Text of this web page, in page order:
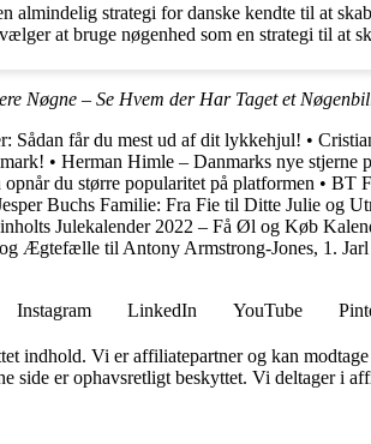
almindelig strategi for danske kendte til at
at bruge nøgenhed som en strategi til at
Nøgne – Se Hvem der Har Taget et
Sådan får du mest ud af dit lykkehjul! •
• Herman Himle – Danmarks nye stjerne
opnår du større popularitet på platformen • BT
Buchs Familie: Fra Fie til Ditte Julie og
Julekalender 2022 – Få Øl og Køb
Ægtefælle til Antony Armstrong-Jones, 1.
Instagram LinkedIn YouTube
indhold. Vi er affiliatepartner og kan
side er ophavsretligt beskyttet. Vi deltager i